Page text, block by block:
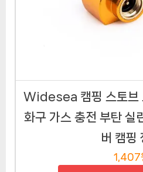
Widesea 캠핑 스토브
화구 가스 충전 부탄 실
버 캠핑
1,407